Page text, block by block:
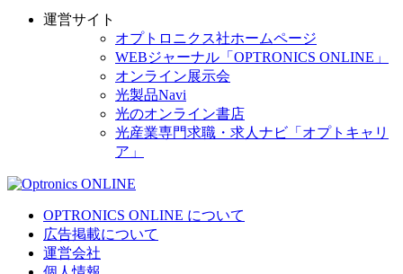
運営サイト
オプトロニクス社ホームページ
WEBジャーナル「OPTRONICS ONLINE」
オンライン展示会
光製品Navi
光のオンライン書店
光産業専門求職・求人ナビ「オプトキャリ
ア」
OPTRONICS ONLINE について
広告掲載について
運営会社